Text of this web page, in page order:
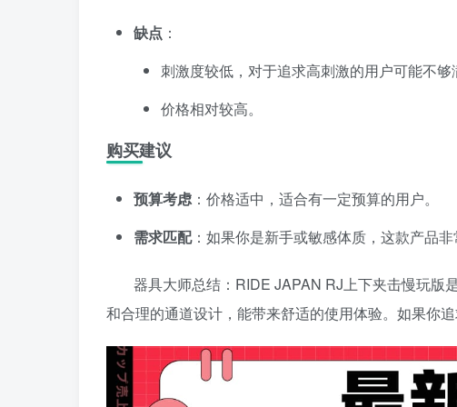
缺点 ：
刺激度较低，对于追求高刺激的用户可能不够
价格相对较高。
购买建议
预算考虑：价格适中，适合有一定预算的用户。
需求匹配：如果你是新手或敏感体质，这款产品
器具大师总结：RIDE JAPAN RJ上下夹击慢玩版
和合理的通道设计，能带来舒适的使用体验。如果你